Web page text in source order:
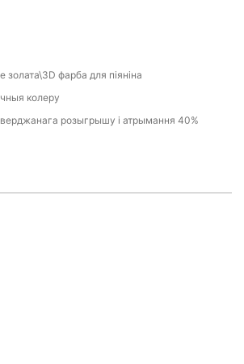
золата\3D фарба для піяніна
колеру
розыгрышу і атрымання 40%